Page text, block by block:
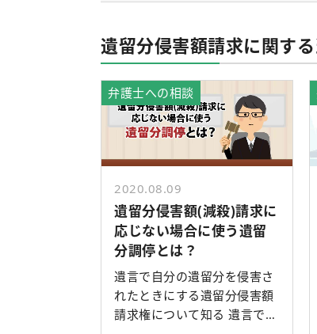
遺留分侵害額請求に関す
弁護士への相談
2020.08.09
遺留分侵害額(減殺)請求に
応じない場合に使う遺留
分調停とは？
遺言で自分の遺留分を侵害さ
れたときにする遺留分侵害額
請求権について知る 遺言で